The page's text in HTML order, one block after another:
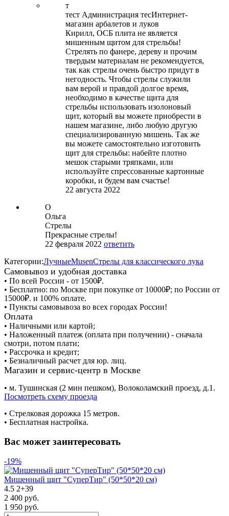
т
тест Администрация тесИнтернет-
магазин арбалетов и луков
Кирилл, ОСБ плита не является
мишенным щитом для стрельбы!
Стрелять по фанере, дереву и прочим
твердым материалам не рекомендуется,
так как стрелы очень быстро придут в
негодность. Чтобы стрелы служили
вам верой и правдой долгое время,
необходимо в качестве щита для
стрельбы использовать изолоновый
щит, который вы можете приобрести в
нашем магазине, либо любую другую
специализированную мишень. Так же
вы можете самостоятельно изготовить
щит для стрельбы: набейте плотно
мешок старыми тряпками, или
используйте спрессованные картонные
коробки, и будем вам счастье!
22 августа 2022
О
Ольга
Стрелы
Прекрасные стрелы!
22 февраля 2022 ответить
Категории:ЛучныеMusenСтрелы для классического лука
Самовывоз и удобная доставка
• По всей России - от 1500₽.
• Бесплатно: по Москве при покупке от 10000₽; по России от
15000₽. и 100% оплате.
• Пункты самовывоза во всех городах России!
Оплата
• Наличными или картой;
• Наложенный платеж (оплата при получении) - сначала
смотри, потом плати;
• Рассрочка и кредит;
• Безналичный расчет для юр. лиц.
Магазин и сервис-центр в Москве
• м. Тушинская (2 мин пешком), Волоколамский проезд, д.1.
Посмотреть схему проезда
• Cтрелковая дорожка 15 метров.
• Бесплатная настройка.
Вас может заинтересовать
-19%
Мишенный щит "СуперТир" (50*50*20 см)
4.5 2+39
2 400 руб.
1 950 руб.